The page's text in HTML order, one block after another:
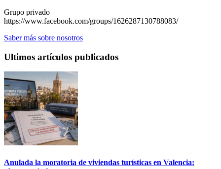
Grupo privado
https://www.facebook.com/groups/1626287130788083/
Saber más sobre nosotros
Ultimos artículos publicados
Anulada la moratoria de viviendas turísticas en Valencia: